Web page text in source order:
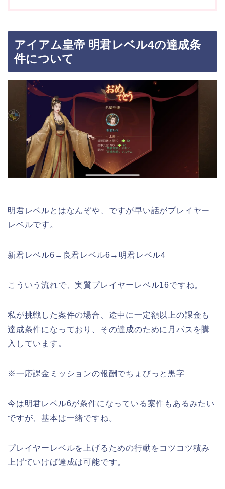
アイアム皇帝 明君レベル4の達成条
件について
明君レベルとはなんぞや、ですが早い話がプレイヤー
レベルです。
新君レベル6→良君レベル6→明君レベル4
こういう流れで、実質プレイヤーレベル16ですね。
私が挑戦した案件の場合、途中に一定額以上の課金も
達成条件になっており、その達成のために月パスを購
入しています。
※一応課金ミッションの報酬でちょびっと黒字
今は明君レベル6が条件になっている案件もあるみたい
ですが、基本は一緒ですね。
プレイヤーレベルを上げるための行動をコツコツ積み
上げていけば達成は可能です。